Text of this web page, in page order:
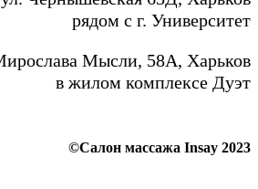
рядом с г. Университет
Мысли, 58А, Харьков
в жилом комплексе Дуэт
©Салон массажа Insay 2023